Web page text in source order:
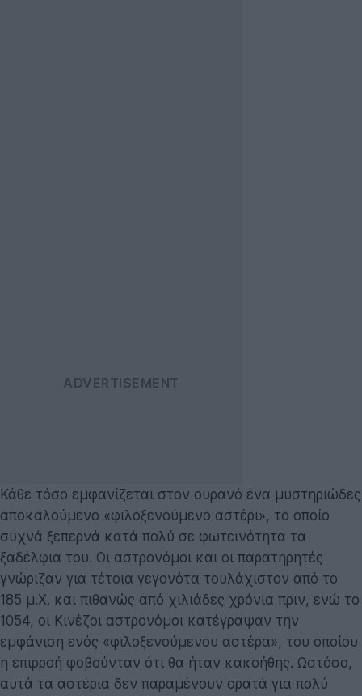
Κάθε τόσο εμφανίζεται στον ουρανό ένα μυστηριώδες
αποκαλούμενο «φιλοξενούμενο αστέρι», το οποίο
συχνά ξεπερνά κατά πολύ σε φωτεινότητα τα
ξαδέλφια του. Οι αστρονόμοι και οι παρατηρητές
γνώριζαν για τέτοια γεγονότα τουλάχιστον από το
185 μ.Χ. και πιθανώς από χιλιάδες χρόνια πριν, ενώ το
1054, οι Κινέζοι αστρονόμοι κατέγραψαν την
εμφάνιση ενός «φιλοξενούμενου αστέρα», του οποίου
η επιρροή φοβούνταν ότι θα ήταν κακοήθης. Ωστόσο,
αυτά τα αστέρια δεν παραμένουν ορατά για πολύ